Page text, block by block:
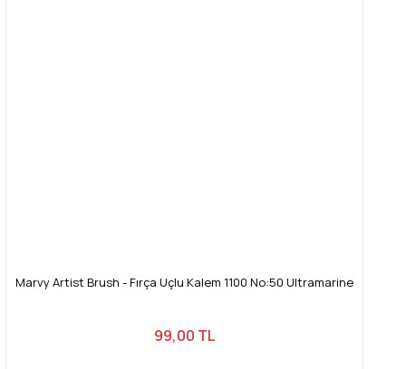
Marvy Artist Brush - Fırça Uçlu Kalem 1100 No:50 Ultramarine
99,00 TL